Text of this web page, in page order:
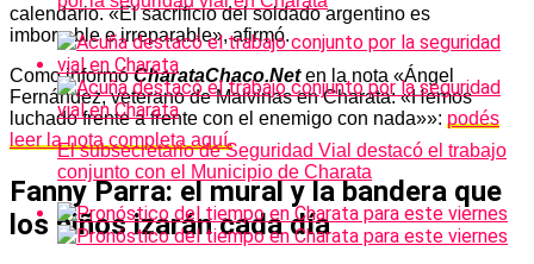
calendario. «El sacrificio del soldado argentino es
imborrable e irreparable», afirmó.
Como informóCharataChaco.Neten la nota «Ángel
Fernández, veterano de Malvinas en Charata: «Hemos
luchado frente a frente con el enemigo con nada»»: podés
leer la nota completa aquí.
Fanny Parra: el mural y la bandera que
los niños izarán cada día
El subsecretario de Seguridad Vial destacó el trabajo
conjunto con el Municipio de Charata